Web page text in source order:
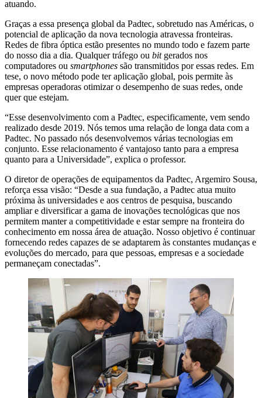
atuando.
Graças a essa presença global da Padtec, sobretudo nas Américas, o
potencial de aplicação da nova tecnologia atravessa fronteiras.
Redes de fibra óptica estão presentes no mundo todo e fazem parte
do nosso dia a dia. Qualquer tráfego ou bitgerados nos
computadores ou smartphones são transmitidos por essas redes. Em
tese, o novo método pode ter aplicação global, pois permite às
empresas operadoras otimizar o desempenho de suas redes, onde
quer que estejam.
“Esse desenvolvimento com a Padtec, especificamente, vem sendo
realizado desde 2019. Nós temos uma relação de longa data com a
Padtec. No passado nós desenvolvemos várias tecnologias em
conjunto. Esse relacionamento é vantajoso tanto para a empresa
quanto para a Universidade”, explica o professor.
O diretor de operações de equipamentos da Padtec, Argemiro Sousa,
reforça essa visão: “Desde a sua fundação, a Padtec atua muito
próxima às universidades e aos centros de pesquisa, buscando
ampliar e diversificar a gama de inovações tecnológicas que nos
permitem manter a competitividade e estar sempre na fronteira do
conhecimento em nossa área de atuação. Nosso objetivo é continuar
fornecendo redes capazes de se adaptarem às constantes mudanças e
evoluções do mercado, para que pessoas, empresas e a sociedade
permaneçam conectadas”.